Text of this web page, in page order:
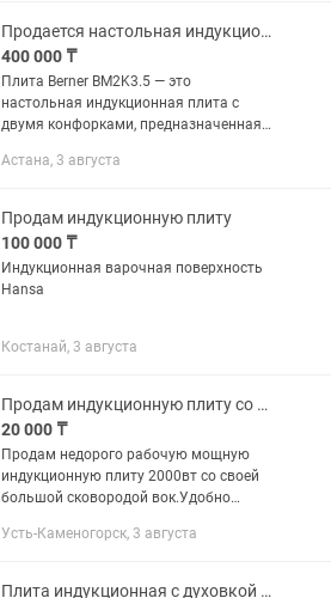
Продается настольная индукционная плита Berner BM2K3.5
400 000 ₸
Плита Berner BM2K3.5 — это
настольная индукционная плита с
двумя конфорками, предназначенная
использования, которая отличается
размерами....
Астана, 3 августа
Продам индукционную плиту
100 000 ₸
Индукционная варочная поверхность
Hansa
Костанай, 3 августа
Продам индукционную плиту со сковородой вок
20 000 ₸
Продам недорого рабочую мощную
индукционную плиту 2000вт со своей
большой сковородой вок.Удобно
вок как на огне,сама плита при этом не
Усть-Каменогорск, 3 августа
Плита индукционная с духовкой 5 кВт 380 В